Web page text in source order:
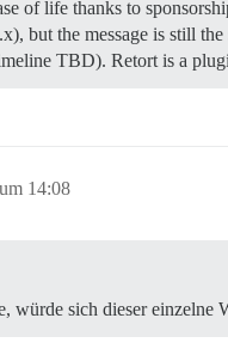
of life thanks to
but the message is still
TBD). Retort is a
14:08
würde sich dieser einzelne